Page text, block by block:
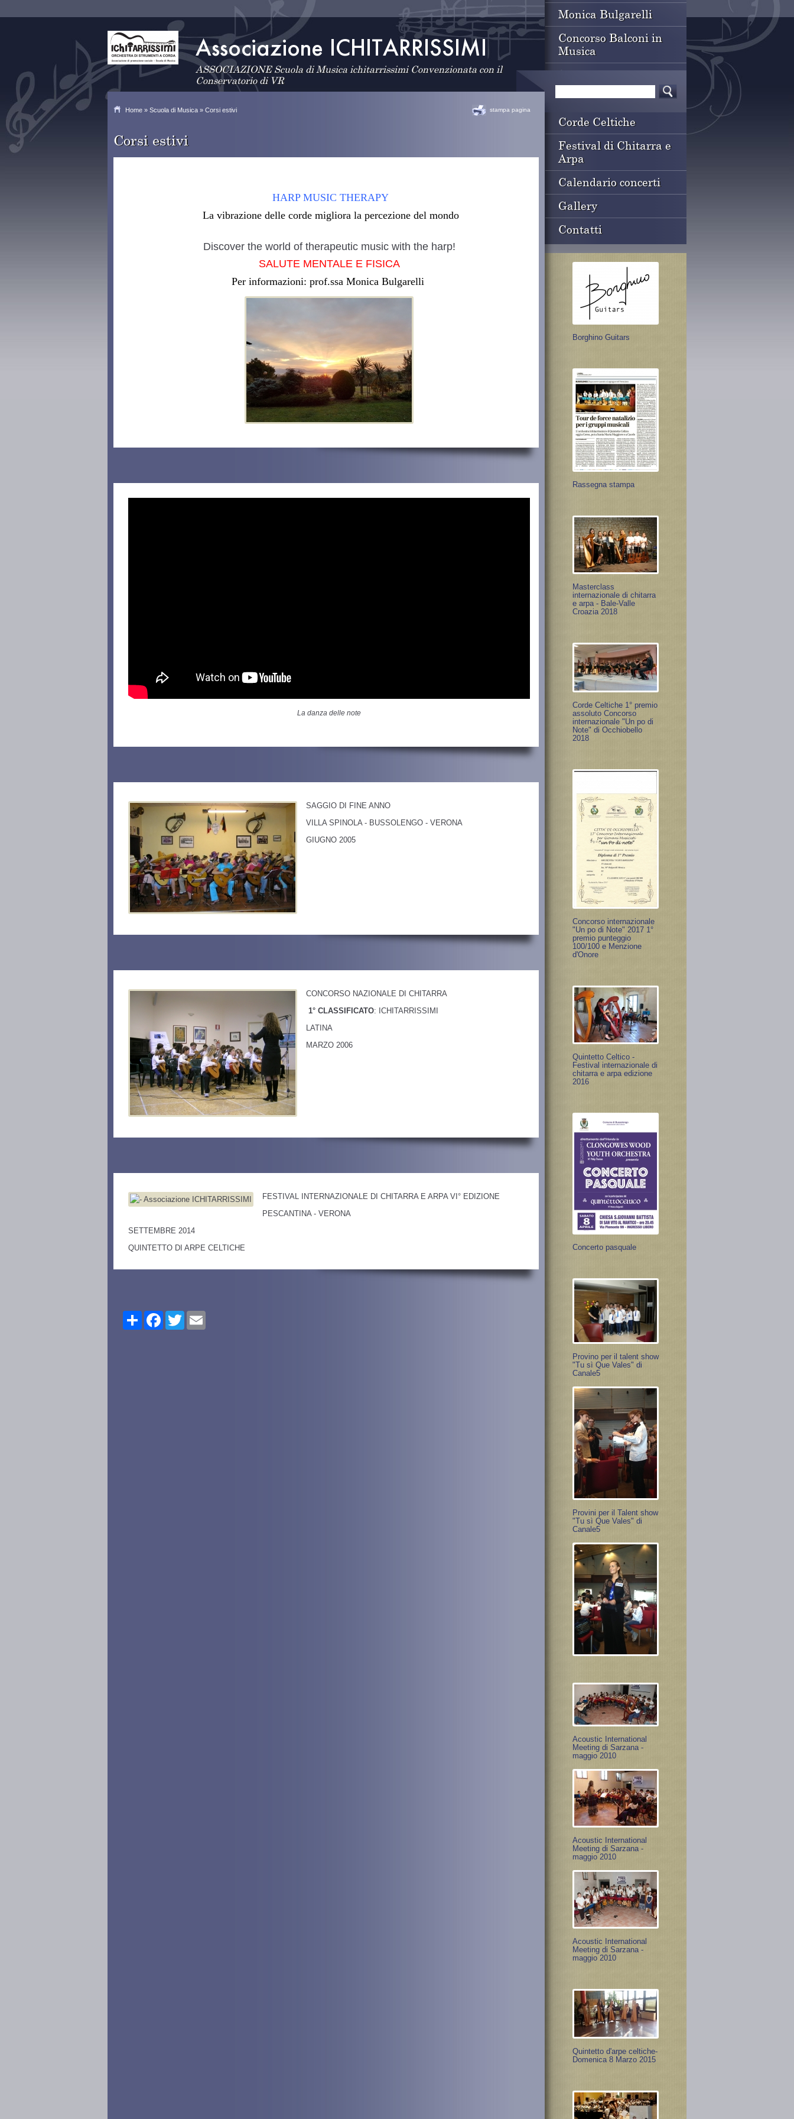
ASSOCIAZIONE Scuola di Musica ichitarrissimi Convenzionata con il
Conservatorio di VR
Home » Scuola di Musica » Corsi estivi
Corsi estivi
stampa pagina
HARP MUSIC THERAPY
La vibrazione delle corde migliora la percezione del mondo
Discover the world of therapeutic music with the harp!
SALUTE MENTALE E FISICA
Per informazioni: prof.ssa Monica Bulgarelli
La danza delle note
SAGGIO DI FINE ANNO
VILLA SPINOLA - BUSSOLENGO - VERONA
GIUGNO 2005
CONCORSO NAZIONALE DI CHITARRA
1° CLASSIFICATO: ICHITARRISSIMI
LATINA
MARZO 2006
FESTIVAL INTERNAZIONALE DI CHITARRA E ARPA VI° EDIZIONE
PESCANTINA - VERONA
SETTEMBRE 2014
QUINTETTO DI ARPE CELTICHE
Share FacebookTwitter
Monica Bulgarelli
Concorso Balconi in
Musica
Scuola di Musica
Wedding Music
Corde Celtiche
Festival di Chitarra e
Arpa
Calendario concerti
Gallery
Contatti
Borghino Guitars
Rassegna stampa
Masterclass
internazionale di chitarra
e arpa - Bale-Valle
Croazia 2018
Corde Celtiche 1° premio
assoluto Concorso
internazionale "Un po di
Note" di Occhiobello
2018
Concorso internazionale
"Un po di Note" 2017 1°
premio punteggio
100/100 e Menzione
d'Onore
Quintetto Celtico -
Festival internazionale di
chitarra e arpa edizione
2016
Concerto pasquale
Provino per il talent show
"Tu sì Que Vales" di
Canale5
Provini per il Talent show
"Tu sì Que Vales" di
Canale5
Acoustic International
Meeting di Sarzana -
maggio 2010
Acoustic International
Meeting di Sarzana -
maggio 2010
Acoustic International
Meeting di Sarzana -
maggio 2010
Quintetto d'arpe celtiche-
Domenica 8 Marzo 2015